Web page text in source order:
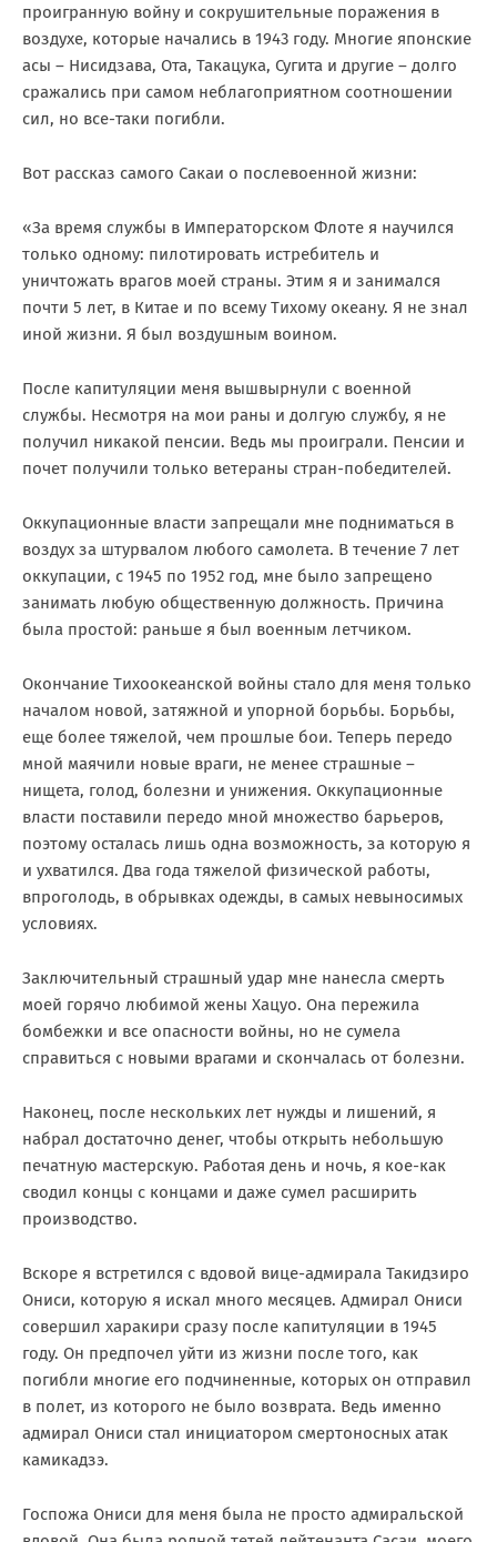
проигранную войну и сокрушительные поражения в
воздухе, которые начались в 1943 году. Многие японские
асы – Нисидзава, Ота, Такацука, Сугита и другие – долго
сражались при самом неблагоприятном соотношении
сил, но все-таки погибли.
Вот рассказ самого Сакаи о послевоенной жизни:
«За время службы в Императорском Флоте я научился
только одному: пилотировать истребитель и
уничтожать врагов моей страны. Этим я и занимался
почти 5 лет, в Китае и по всему Тихому океану. Я не знал
иной жизни. Я был воздушным воином.
После капитуляции меня вышвырнули с военной
службы. Несмотря на мои раны и долгую службу, я не
получил никакой пенсии. Ведь мы проиграли. Пенсии и
почет получили только ветераны стран-победителей.
Оккупационные власти запрещали мне подниматься в
воздух за штурвалом любого самолета. В течение 7 лет
оккупации, с 1945 по 1952 год, мне было запрещено
занимать любую общественную должность. Причина
была простой: раньше я был военным летчиком.
Окончание Тихоокеанской войны стало для меня только
началом новой, затяжной и упорной борьбы. Борьбы,
еще более тяжелой, чем прошлые бои. Теперь передо
мной маячили новые враги, не менее страшные –
нищета, голод, болезни и унижения. Оккупационные
власти поставили передо мной множество барьеров,
поэтому осталась лишь одна возможность, за которую я
и ухватился. Два года тяжелой физической работы,
впроголодь, в обрывках одежды, в самых невыносимых
условиях.
Заключительный страшный удар мне нанесла смерть
моей горячо любимой жены Хацуо. Она пережила
бомбежки и все опасности войны, но не сумела
справиться с новыми врагами и скончалась от болезни.
Наконец, после нескольких лет нужды и лишений, я
набрал достаточно денег, чтобы открыть небольшую
печатную мастерскую. Работая день и ночь, я кое-как
сводил концы с концами и даже сумел расширить
производство.
Вскоре я встретился с вдовой вице-адмирала Такидзиро
Ониси, которую я искал много месяцев. Адмирал Ониси
совершил харакири сразу после капитуляции в 1945
году. Он предпочел уйти из жизни после того, как
погибли многие его подчиненные, которых он отправил
в полет, из которого не было возврата. Ведь именно
адмирал Ониси стал инициатором смертоносных атак
камикадзэ.
Госпожа Ониси для меня была не просто адмиральской